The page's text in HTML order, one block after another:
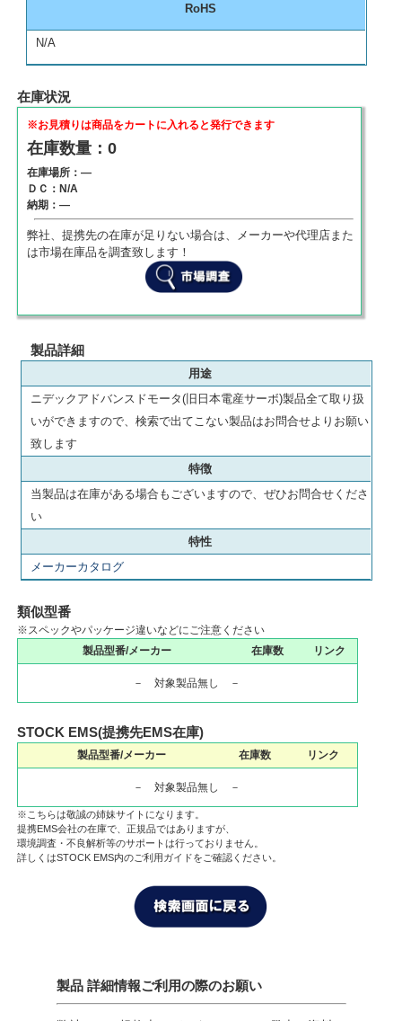
RoHS
N/A
在庫状況
※お見積りは商品をカートに入れると発行できます
在庫数量：0
在庫場所：―
ＤＣ：N/A
納期：―
弊社、提携先の在庫が足りない場合は、メーカーや代理店また
は市場在庫品を調査致します！
製品詳細
用途
ニデックアドバンスドモータ(旧日本電産サーボ)製品全て取り扱
いができますので、検索で出てこない製品はお問合せよりお願い
致します
特徴
当製品は在庫がある場合もございますので、ぜひお問合せくださ
い
特性
メーカーカタログ
類似型番
※スペックやパッケージ違いなどにご注意ください
製品型番/メーカー
在庫数 リンク
－ 対象製品無し －
STOCK EMS(提携先EMS在庫)
製品型番/メーカー 在庫数 リンク
－ 対象製品無し －
※こちらは敬誠の姉妹サイトになります。
提携EMS会社の在庫で、正規品ではありますが、
環境調査・不良解析等のサポートは行っておりません。
詳しくはSTOCK EMS内のご利用ガイドをご確認ください。
製品 詳細情報ご利用の際のお願い